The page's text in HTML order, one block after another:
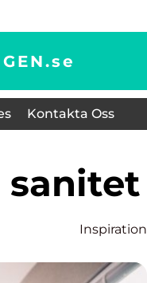
se
Kontakta Oss
sanitet
Inspiration